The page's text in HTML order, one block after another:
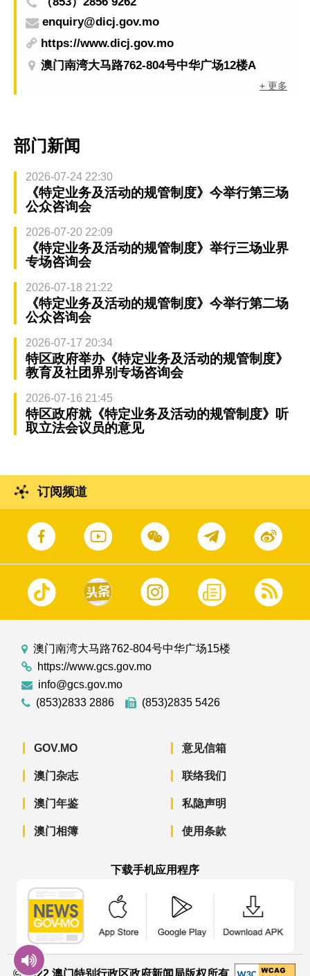
enquiry@dicj.gov.mo
https://www.dicj.gov.mo
澳门南湾大马路762-804号中华广场12楼A
+ 更多
部门新闻
2026-07-24 22:30
《特定业务及活动的规管制度》今举行第三场
公众咨询会
2026-07-20 22:09
《特定业务及活动的规管制度》举行三场业界
专场咨询会
2026-07-18 21:22
《特定业务及活动的规管制度》今举行第二场
公众咨询会
2026-07-17 20:34
特区政府举办《特定业务及活动的规管制度》
教育及社团界别专场咨询会
2026-07-16 21:45
特区政府就《特定业务及活动的规管制度》听
取立法会议员的意见
订阅频道
澳门南湾大马路762-804号中华广场15楼
https://www.gcs.gov.mo
info@gcs.gov.mo
(853)2833 2886
(853)2835 5426
GOV.MO
澳门杂志
澳门年鉴
澳门相簿
意见信箱
联络我们
私隐声明
使用条款
下载手机应用程序